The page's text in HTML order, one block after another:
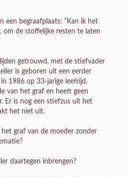
een begraafplaats: “Kan ik het
om de stoffelijke resten te laten
getrouwd, met de stiefvader
is geboren uit een eerder
1986 op 33-jarige leeftijd.
van het graf en heeft geen
Er is nog een stiefzus uit het
het niet uit.
graf van de moeder zonder
daartegen inbrengen?